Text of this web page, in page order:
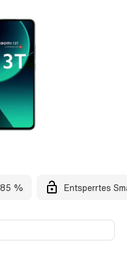
% Entsperrtes